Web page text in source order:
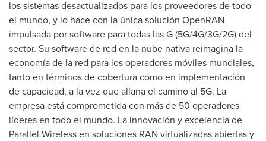
los sistemas desactualizados para los proveedores de todo
el mundo, y lo hace con la única solución OpenRAN
impulsada por software para todas las G (5G/4G/3G/2G) del
sector. Su software de red en la nube nativa reimagina la
economía de la red para los operadores móviles mundiales,
tanto en términos de cobertura como en implementación
de capacidad, a la vez que allana el camino al 5G. La
empresa está comprometida con más de 50 operadores
líderes en todo el mundo. La innovación y excelencia de
Parallel Wireless en soluciones RAN virtualizadas abiertas y